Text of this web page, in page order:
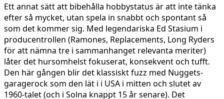
Ett annat sätt att bibehålla hobbystatus är att inte tänka
efter så mycket, utan spela in snabbt och spontant så
som det kommer sig. Med legendariska Ed Stasium i
producentrollen (Ramones, Replacements, Long Ryders
för att nämna tre i sammanhanget relevanta meriter)
låter det hursomhelst fokuserat, konsekvent och tufft.
Den här gången blir det klassiskt fuzz med Nuggets-
garagerock som den lät i i USA i mitten och slutet av
1960-talet (och i Solna knappt 15 år senare). Det